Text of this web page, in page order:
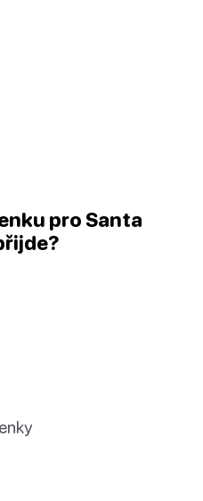
pro Santa